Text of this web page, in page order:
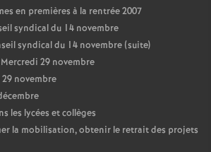
en premières à la rentrée 2007
syndical du 14 novembre
syndical du 14 novembre (suite)
Mercredi 29 novembre
novembre
les lycées et collèges
la mobilisation, obtenir le retrait des projets